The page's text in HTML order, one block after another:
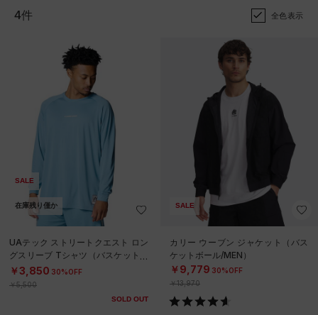
4件 全色表示
SALE
在庫残り僅か
UAテック ストリートクエスト ロン
グスリーブ Tシャツ（バスケットボ
ール/MEN）
￥3,850 30%OFF
￥5,500
SOLD OUT
SALE
カリー ウーブン ジャケット（バス
ケットボール/MEN）
￥9,779 30%OFF
￥13,970